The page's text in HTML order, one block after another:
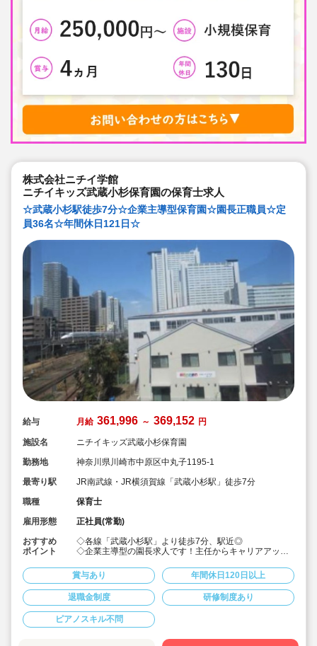
株式会社ニチイ学館
ニチイキッズ武蔵小杉保育園の保育士求人
☆武蔵小杉駅徒歩7分☆企業主導型保育園☆園長正職員☆定
員36名☆年間休日121日☆
給与 月給 361,996 ～ 369,152 円
施設名
ニチイキッズ武蔵小杉保育園
勤務地
神奈川県川崎市中原区中丸子1195-1
最寄り駅
JR南武線・JR横須賀線「武蔵小杉駅」徒歩7分
職種
保育士
雇用形態
正社員(常勤)
おすすめ
ポイント
◇各線「武蔵小杉駅」より徒歩7分、駅近◎
◇企業主導型の園長求人です！主任からキャリアアップ
◇定員36名の企業主導型保育園です！
◇年間休日121日、退職金制度あり！充実の福利厚生で
す♪
◇給与も認可園の園長職と同等の待遇面です！
賞与あり 年間休日120日以上
退職金制度 研修制度あり
ピアノスキル不問